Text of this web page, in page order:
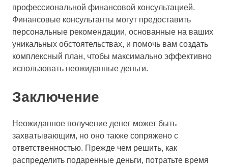
профессиональной финансовой консультацией.
Финансовые консультанты могут предоставить
персональные рекомендации, основанные на ваших
уникальных обстоятельствах, и помочь вам создать
комплексный план, чтобы максимально эффективно
использовать неожиданные деньги.
Заключение
Неожиданное получение денег может быть
захватывающим, но оно также сопряжено с
ответственностью. Прежде чем решить, как
распределить подаренные деньги, потратьте время